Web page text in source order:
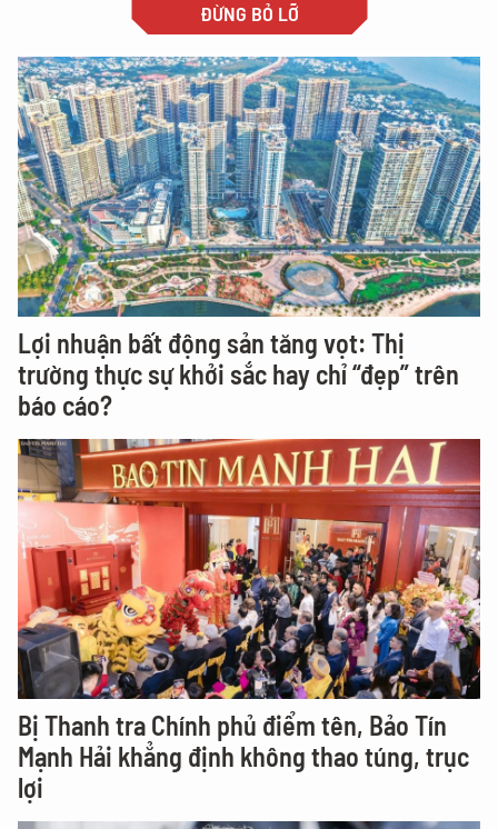
ĐỪNG BỎ LỠ
Lợi nhuận bất động sản tăng vọt: Thị
trường thực sự khởi sắc hay chỉ “đẹp” trên
báo cáo?
Bị Thanh tra Chính phủ điểm tên, Bảo Tín
Mạnh Hải khẳng định không thao túng, trục
lợi